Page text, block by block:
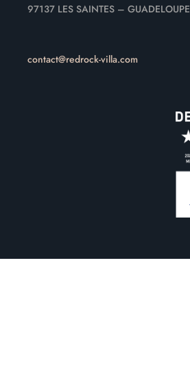
97137 LES SAINTES – GUADELOUPE
contact@redrock-villa.com